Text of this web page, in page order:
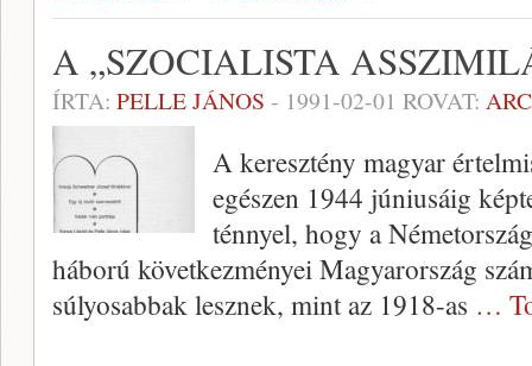
A „SZOCIALISTA
ÍRTA: PELLE JÁNOS - 1991-02-01 ROVAT:
A keresztény magyar
egészen 1944 júniusáig
ténnyel, hogy a
háború következményei Magyarország
súlyosabbak lesznek, mint az 1918-as …